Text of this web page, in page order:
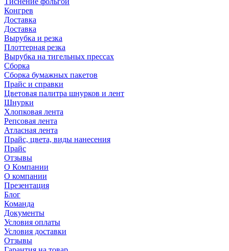
Конгрев
Доставка
Доставка
Вырубка и резка
Плоттерная резка
Вырубка на тигельных прессах
Сборка
Сборка бумажных пакетов
Прайс и справки
Цветовая палитра шнурков и лент
Шнурки
Хлопковая лента
Репсовая лента
Атласная лента
Прайс, цвета, виды нанесения
Прайс
Отзывы
О Компании
О компании
Презентация
Блог
Команда
Документы
Условия оплаты
Условия доставки
Отзывы